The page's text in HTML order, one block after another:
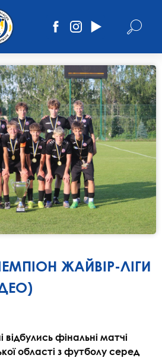
ЖАЙВІР-ЛІГИ
фінальні матчі
області з футболу серед